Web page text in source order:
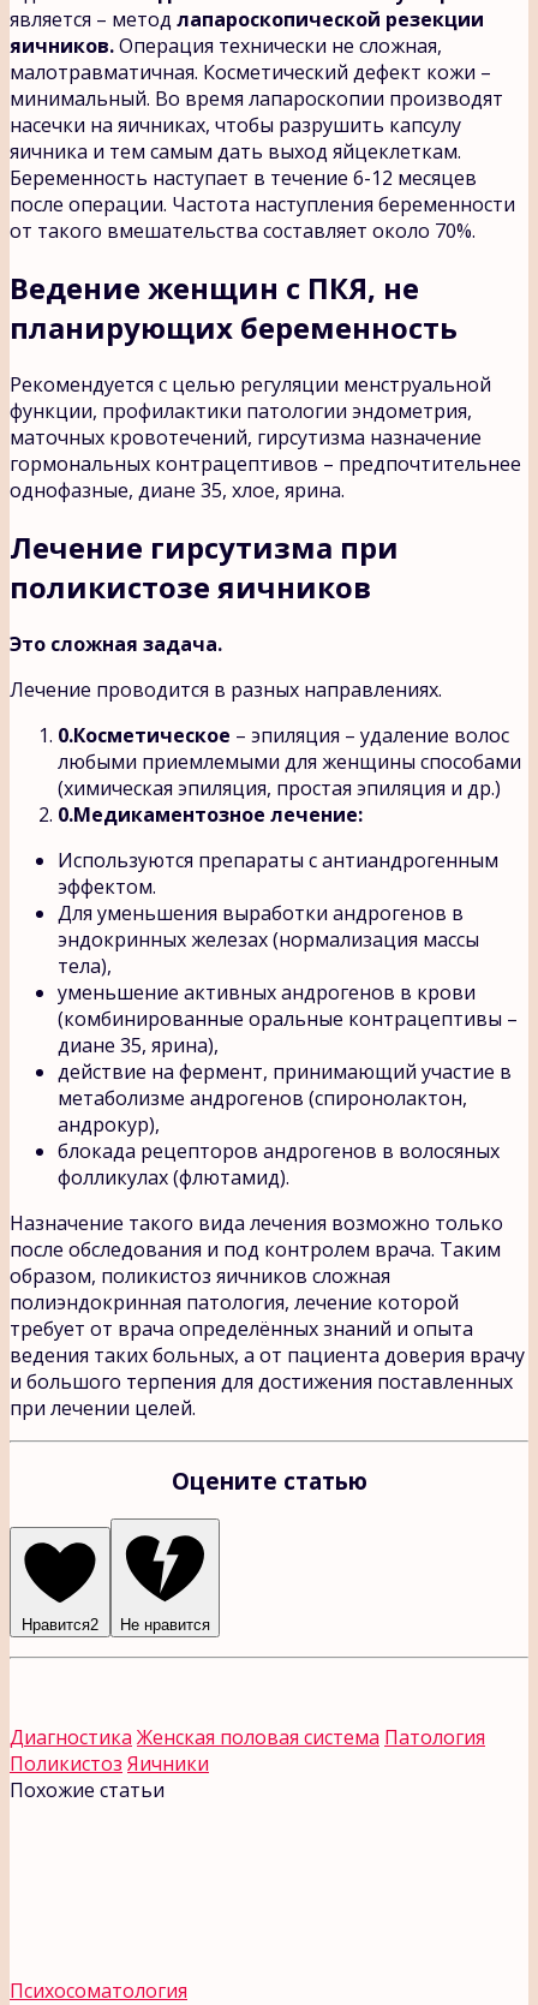
является – метод лапароскопической резекции
яичников.Операция технически не сложная,
малотравматичная. Косметический дефект кожи –
минимальный. Во время лапароскопии производят
насечки на яичниках, чтобы разрушить капсулу
яичника и тем самым дать выход яйцеклеткам.
Беременность наступает в течение 6-12 месяцев
после операции. Частота наступления беременности
от такого вмешательства составляет около 70%.
Ведение женщин с ПКЯ, не
планирующих беременность
Рекомендуется с целью регуляции менструальной
функции, профилактики патологии эндометрия,
маточных кровотечений, гирсутизма назначение
гормональных контрацептивов – предпочтительнее
однофазные, диане 35, хлое, ярина.
Лечение гирсутизма при
поликистозе яичников
Это сложная задача.
Лечение проводится в разных направлениях.
Косметическое – эпиляция – удаление волос
любыми приемлемыми для женщины способами
(химическая эпиляция, простая эпиляция и др.)
Медикаментозное лечение:
Используются препараты с антиандрогенным
эффектом.
Для уменьшения выработки андрогенов в
эндокринных железах (нормализация массы
тела),
уменьшение активных андрогенов в крови
(комбинированные оральные контрацептивы –
диане 35, ярина),
действие на фермент, принимающий участие в
метаболизме андрогенов (спиронолактон,
андрокур),
блокада рецепторов андрогенов в волосяных
фолликулах (флютамид).
Назначение такого вида лечения возможно только
после обследования и под контролем врача. Таким
образом, поликистоз яичников сложная
полиэндокринная патология, лечение которой
требует от врача определённых знаний и опыта
ведения таких больных, а от пациента доверия врачу
и большого терпения для достижения поставленных
при лечении целей.
Оцените статью
Нравится2 Не нравится
Диагностика Женская половая система Патология
Поликистоз Яичники
Похожие статьи
Психосоматология